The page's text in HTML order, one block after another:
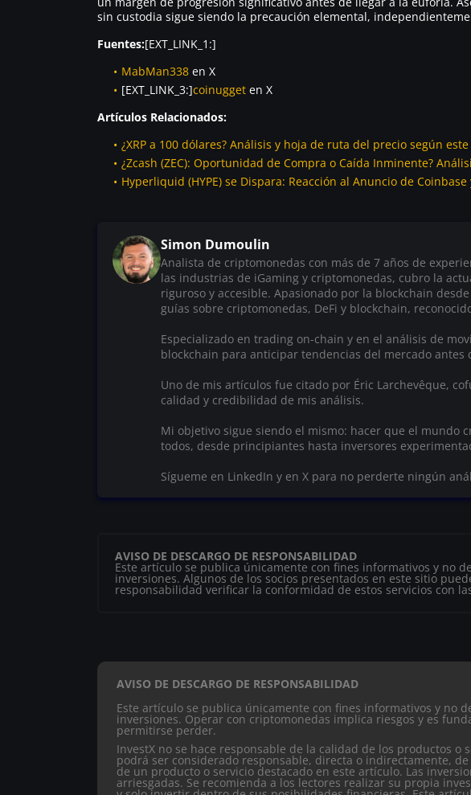
sin custodia sigue siendo la precaución elemental,
Fuentes:[EXT_LINK_1:]
MabMan338 en X
[EXT_LINK_3:]coinugget en X
Artículos Relacionados:
¿XRP a 100 dólares? Análisis y hoja de ruta del precio según
¿Zcash (ZEC): Oportunidad de Compra o Caída Inminente?
Hyperliquid (HYPE) se Dispara: Reacción al Anuncio de Coinbase
Simon Dumoulin
Analista de criptomonedas con más de 7 años de
las industrias de iGaming y criptomonedas, cubro la
riguroso y accesible. Apasionado por la blockchain
guías sobre criptomonedas, DeFi y blockchain,
Especializado en trading on-chain y en el análisis de
blockchain para anticipar tendencias del mercado antes
Uno de mis artículos fue citado por Éric Larchevêque,
calidad y credibilidad de mis análisis.
Mi objetivo sigue siendo el mismo: hacer que el mundo
todos, desde principiantes hasta inversores
Sígueme en LinkedIn y en X para no perderte ningún
AVISO DE DESCARGO DE RESPONSABILIDAD
Este artículo se publica únicamente con fines informativos y no
inversiones. Algunos de los socios presentados en este sitio
responsabilidad verificar la conformidad de estos servicios con
AVISO DE DESCARGO DE RESPONSABILIDAD
Este artículo se publica únicamente con fines informativos y no
inversiones. Operar con criptomonedas implica riesgos y es
permitirse perder.
InvestX no se hace responsable de la calidad de los productos o
podrá ser considerado responsable, directa o indirectamente,
de un producto o servicio destacado en este artículo. Las
arriesgadas. Se recomienda a los lectores realizar su propia